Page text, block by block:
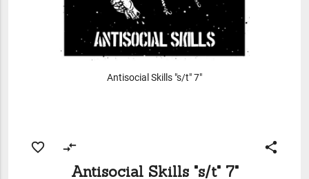
Antisocial Skills "s/t" 7"
favorite_border compare_arrows share
Antisocial Skills "s/t" 7"